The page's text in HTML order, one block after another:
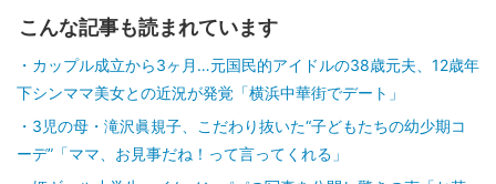
こんな記事も読まれています
カップル成立から3ヶ月…元国民的アイドルの38歳元夫、12歳年
下シンママ美女との近況が発覚「横浜中華街でデート」
3児の母・滝沢眞規子、こだわり抜いた“子どもたちの幼少期コ
ーデ”「ママ、お見事だね！って言ってくれる」